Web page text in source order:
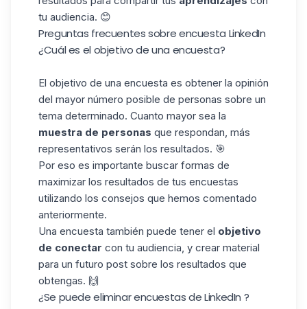
tu audiencia. 😊
Preguntas frecuentes sobre encuesta LinkedIn
¿Cuál es el objetivo de una encuesta?
El objetivo de una encuesta es obtener la opinión
del mayor número posible de personas sobre un
tema determinado. Cuanto mayor sea la
muestra de personas que respondan, más
representativos serán los resultados. 🎯
Por eso es importante buscar formas de
maximizar los resultados de tus encuestas
utilizando los consejos que hemos comentado
anteriormente.
Una encuesta también puede tener el objetivo
de conectar con tu audiencia, y crear material
para un futuro post sobre los resultados que
obtengas. 🙌
¿Se puede eliminar encuestas de LinkedIn ?